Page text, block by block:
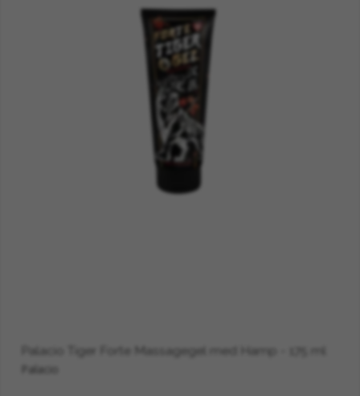
Palacio Tiger Forte Massagegel med Hamp - 175 ml
Palacio